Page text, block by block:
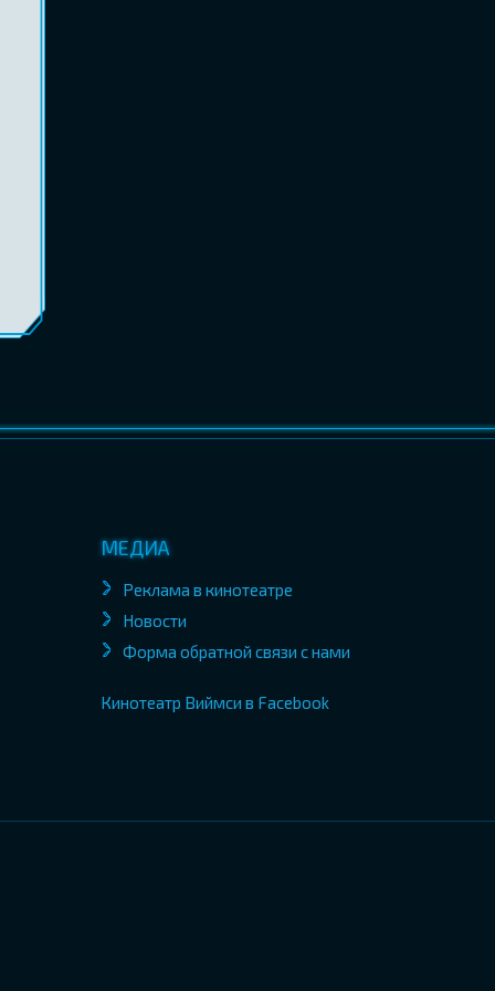
МЕДИА
Реклама в кинотеатре
Новости
Форма обратной связи с нами
Кинотеатр Виймси в Facebook